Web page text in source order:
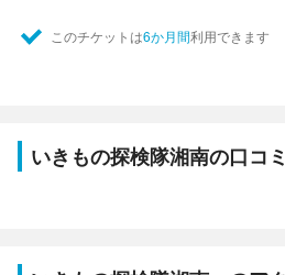
このチケットは6か月間利用できます
いきもの探検隊湘南の口コミ